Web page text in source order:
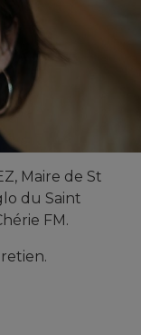
Maire de St
du Saint
FM.